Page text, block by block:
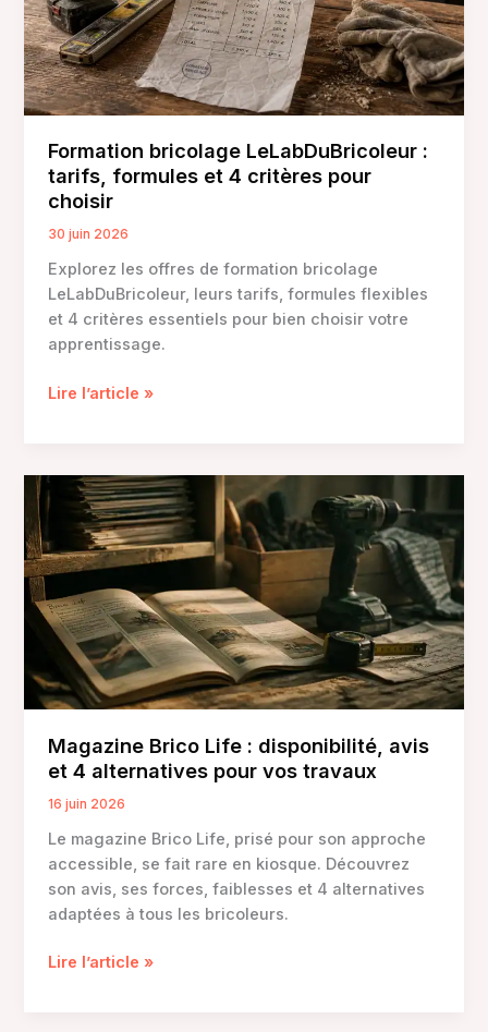
font
varier
la
paie
Formation bricolage LeLabDuBricoleur :
tarifs, formules et 4 critères pour
choisir
30 juin 2026
Explorez les offres de formation bricolage
LeLabDuBricoleur, leurs tarifs, formules flexibles
et 4 critères essentiels pour bien choisir votre
apprentissage.
Formation
tarifs,
formules
et
4
critères
pour
choisir
Lire l’article »
Magazine Brico Life : disponibilité, avis
et 4 alternatives pour vos travaux
16 juin 2026
Le magazine Brico Life, prisé pour son approche
accessible, se fait rare en kiosque. Découvrez
son avis, ses forces, faiblesses et 4 alternatives
adaptées à tous les bricoleurs.
Magazine
Lire l’article »